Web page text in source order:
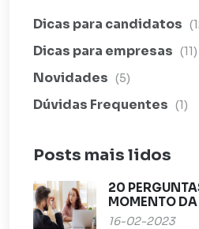
Dicas para candidatos
Dicas para empresas (11)
Novidades (5)
Dúvidas Frequentes (1)
Posts mais lidos
20
MOMENTO
16-02-2023